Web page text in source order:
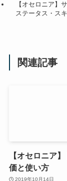
【オセロニア】
ステータス・ス
関連記事
【オセロニア
価と使い方
2019年10月14日